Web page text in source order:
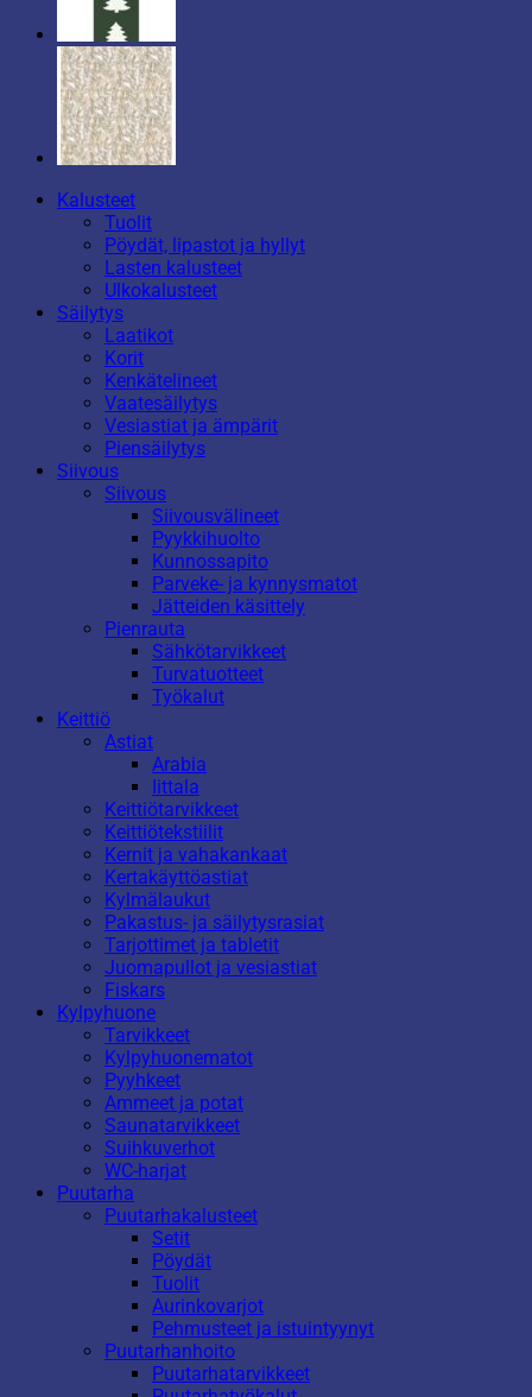
Kalusteet
Tuolit
Pöydät, lipastot ja hyllyt
Lasten kalusteet
Ulkokalusteet
Säilytys
Laatikot
Korit
Kenkätelineet
Vaatesäilytys
Vesiastiat ja ämpärit
Piensäilytys
Siivous
Siivous
Siivousvälineet
Pyykkihuolto
Kunnossapito
Parveke- ja kynnysmatot
Jätteiden käsittely
Pienrauta
Sähkötarvikkeet
Turvatuotteet
Työkalut
Keittiö
Astiat
Arabia
Iittala
Keittiötarvikkeet
Keittiötekstiilit
Kernit ja vahakankaat
Kertakäyttöastiat
Kylmälaukut
Pakastus- ja säilytysrasiat
Tarjottimet ja tabletit
Juomapullot ja vesiastiat
Fiskars
Kylpyhuone
Tarvikkeet
Kylpyhuonematot
Pyyhkeet
Ammeet ja potat
Saunatarvikkeet
Suihkuverhot
WC-harjat
Puutarha
Puutarhakalusteet
Setit
Pöydät
Tuolit
Aurinkovarjot
Pehmusteet ja istuintyynyt
Puutarhanhoito
Puutarhatarvikkeet